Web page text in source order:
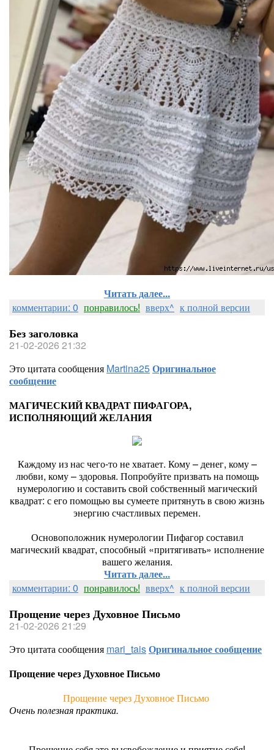
Читать далее...
комментарии: 0 понравилось! вверх^ к полной версии
Без заголовка
21-02-2026 21:32
Это цитата сообщения Martina25Оригинальное
сообщение
МАГИЧЕСКИЙ КВАДРАТ ПИФАГОРА,
ИСПОЛНЯЮЩИЙ ЖЕЛАНИЯ
Каждому из нас чего-то не хватает. Кому – денег, кому –
любви, кому – здоровья. Попробуйте призвать на помощь
нумерологию и составить свой собственный магический
квадрат: с его помощью вы сумеете притянуть в свою жизнь
энергию счастливых перемен.
Основоположник нумерологии Пифагор составил
магический квадрат, способный «притягивать» исполнение
вашего желания.
Читать далее...
комментарии: 0 понравилось! вверх^ к полной версии
Прощение через Духовное Письмо
21-02-2026 21:29
Это цитата сообщения mari_taisОригинальное сообщение
Прощение через Духовное Письмо
Прощение через Духовное Письмо
Очень полезная практика.